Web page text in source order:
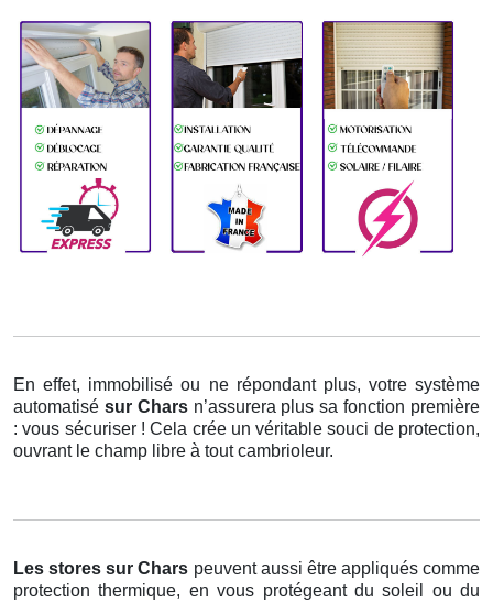
En effet, immobilisé ou ne répondant plus, votre système
automatisé sur Chars n’assurera plus sa fonction première
: vous sécuriser ! Cela crée un véritable souci de protection,
ouvrant le champ libre à tout cambrioleur.
Les stores sur Chars peuvent aussi être appliqués comme
protection thermique, en vous protégeant du soleil ou du